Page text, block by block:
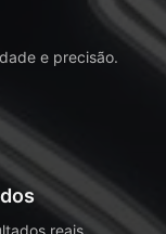
e precisão.
reais.